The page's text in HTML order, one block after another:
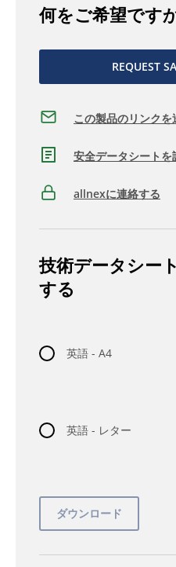
何をご希望です
REQUEST
この製品のリンクを
安全データシートを
allnexに連絡する
技術データシー
する
英語 - A4
英語 - レター